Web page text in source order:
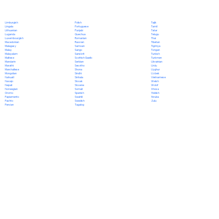
Limburgish
Lingala
Lithuanian
Luganda
Luxembourgish
Macedonian
Malagasy
Malay
Malayalam
Maltese
Mandarin
Marathi
Marshallese
Mongolian
Nahuatl
Navajo
Nepali
Norwegian
Oromo
Papiamento
Pashto
Persian
Polish
Portuguese
Punjabi
Quechua
Romanian
Russian
Samoan
Sango
Sanskrit
Scottish Gaelic
Serbian
Sesotho
Shona
Sindhi
Sinhala
Slovak
Slovene
Somali
Spanish
Swahili
Swedish
Tagalog
Tajik
Tamil
Tatar
Telugu
Thai
Tibetan
Tigrinya
Tongan
Turkish
Turkmen
Ukrainian
Urdu
Uyghur
Uzbek
Vietnamese
Welsh
Wolof
Xhosa
Yiddish
Yoruba
Zulu